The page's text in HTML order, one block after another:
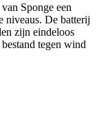
Sponge een
niveaus. De batterij
zijn eindeloos
tegen wind